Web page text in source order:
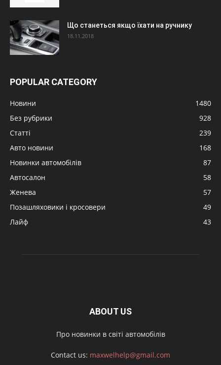
Що станеться якщо їхати на ручнику
18.11.2018
POPULAR CATEGORY
Новини
1480
Без рубрики
928
Статті
239
Авто новини
168
Новинки автомобілів
87
Автосалон
58
Женева
57
Позашляховики і кросовери
49
Лайф
43
ABOUT US
Про новинки в світі автомобілів
Contact us: maxwelhelp@gmail.com